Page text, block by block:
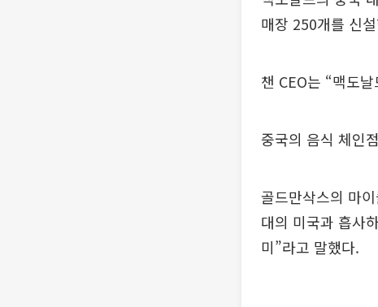
매장 250개를 신
챈 CEO는 “맥도
중국의 음식 체인
골드만삭스의 마
대의 미국과 흡사
미”라고 말했다.